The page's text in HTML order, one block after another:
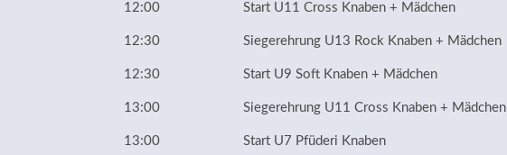
12:00 Start U11 Cross Knaben + Mädchen
12:30 Siegerehrung U13 Rock Knaben + Mädchen
12:30 Start U9 Soft Knaben + Mädchen
13:00 Siegerehrung U11 Cross Knaben + Mädchen
13:00 Start U7 Pfüderi Knaben